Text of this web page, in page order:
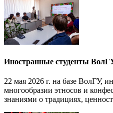
Иностранные студенты
22 мая 2026 г. на базе ВолГУ,
многообразии этносов и
знаниями о традициях,